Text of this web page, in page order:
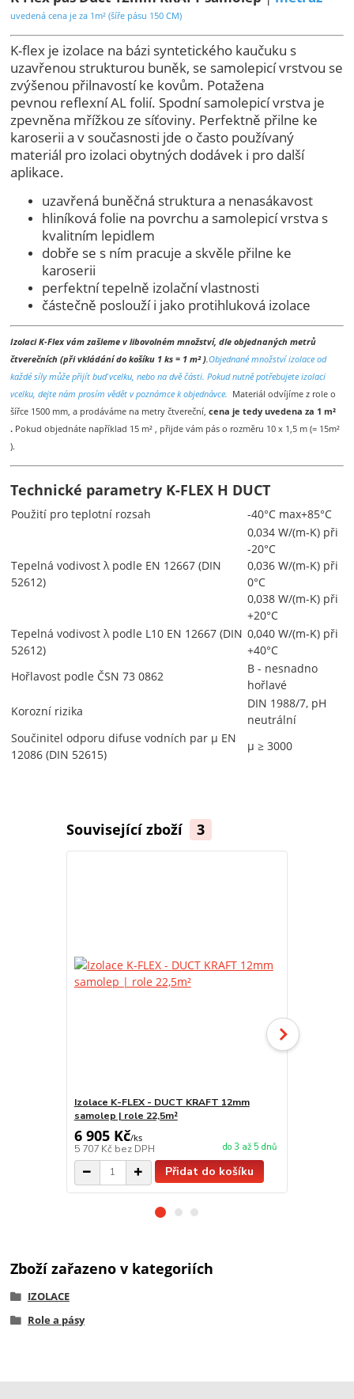
uvedená cena je za 1m² (šíře pásu 150 CM)
K-flex je izolace na bázi syntetického kaučuku s
uzavřenou strukturou buněk, se samolepicí vrstvou se
zvýšenou přilnavostí ke kovům. Potažena
pevnou reflexní AL folií. Spodní samolepicí vrstva je
zpevněna mřížkou ze síťoviny. Perfektně přilne ke
karoserii a v současnosti jde o často používaný
materiál pro izolaci obytných dodávek i pro další
aplikace.
uzavřená buněčná struktura a nenasákavost
hliníková folie na povrchu a samolepicí vrstva s
kvalitním lepidlem
dobře se s ním pracuje a skvěle přilne ke
karoserii
perfektní tepelně izolační vlastnosti
částečně poslouží i jako protihluková izolace
Izolaci K-Flex vám zašleme v libovolném množství, dle objednaných metrů
čtverečních (při vkládání do košíku 1 ks = 1 m² ).Objednané množství izolace od
každé síly může přijít buď vcelku, nebo na dvě části. Pokud nutně potřebujete izolaci
vcelku, dejte nám prosím vědět v poznámce k objednávce. Materiál odvíjíme z role o
šířce 1500 mm, a prodáváme na metry čtvereční,cena je tedy uvedena za 1 m²
. Pokud objednáte například 15 m² , přijde vám pás o rozměru 10 x 1,5 m (= 15m²
).
Technické parametry K-FLEX H DUCT
Použití pro teplotní rozsah -40°C max+85°C
Tepelná vodivost λ podle EN 12667 (DIN
52612)
0,034 W/(m-K) při
-20°C
0,036 W/(m-K) při
0°C
0,038 W/(m-K) při
+20°C
Tepelná vodivost λ podle L10 EN 12667 (DIN
52612)
0,040 W/(m-K) při
+40°C
Hořlavost podle ČSN 73 0862
B - nesnadno
hořlavé
Korozní rizika
DIN 1988/7, pH
neutrální
Součinitel odporu difuse vodních par µ EN
12086 (DIN 52615)
µ ≥ 3000
Související zboží 3
Izolace K-FLEX - DUCT KRAFT 12mm
samolep | role 22,5m²
6 905 Kč/ks
5 707 Kč bez DPH do 3 až 5 dnů
Přidat do košíku
Zboží zařazeno v kategoriích
IZOLACE
Role a pásy